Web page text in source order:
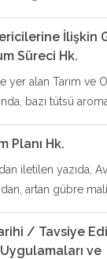
İlişkin
Süreci Hk.
yer alan Tarım ve
bazı tütsü aroma
Planı Hk.
iletilen yazıda,
artan gübre
/ Tavsiye
ve